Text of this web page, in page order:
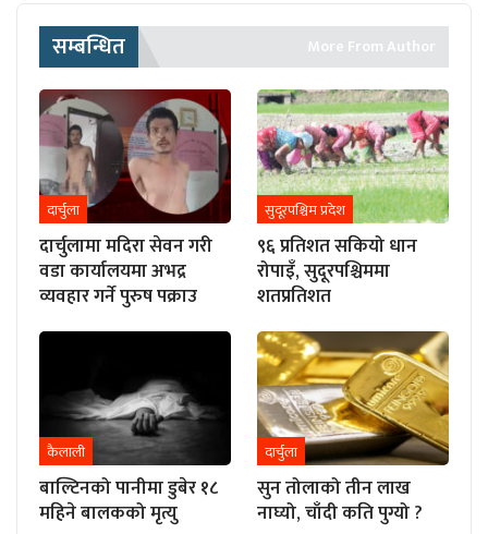
सम्बन्धित More From Author
दार्चुला
दार्चुलामा मदिरा सेवन गरी
वडा कार्यालयमा अभद्र
व्यवहार गर्ने पुरुष पक्राउ
सुदूरपश्चिम प्रदेश
९६ प्रतिशत सकियो धान
रोपाइँ, सुदूरपश्चिममा
शतप्रतिशत
कैलाली
बाल्टिनको पानीमा डुबेर १८
महिने बालकको मृत्यु
दार्चुला
सुन तोलाको तीन लाख
नाघ्यो, चाँदी कति पुग्यो ?